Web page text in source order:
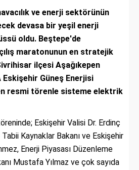
ve enerji sektörünün
devasa bir yeşil enerji
oldu. Beştepe'de
maratonunun en stratejik
ilçesi Aşağıkepen
Eskişehir Güneş Enerjisi
resmi törenle sisteme elektrik
Eskişehir Valisi Dr. Erdinç
Kaynaklar Bakanı ve Eskişehir
Enerji Piyasası Düzenleme
Mustafa Yılmaz ve çok sayıda